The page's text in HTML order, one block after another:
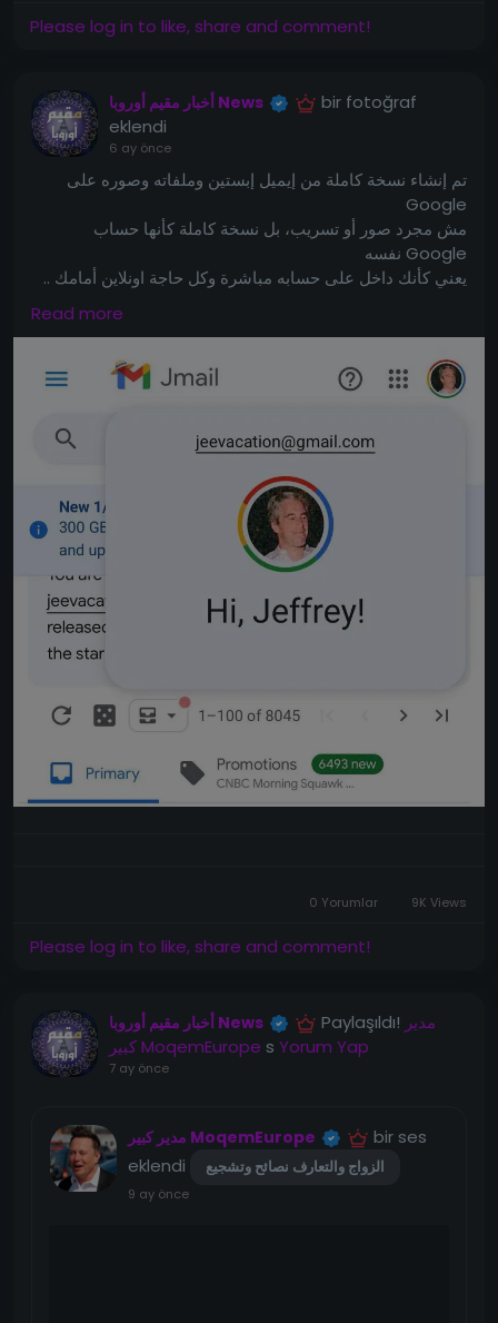
Please log in to like, share and comment!
أخبار مقيم أوروبا News
bir fotoğraf
eklendi
6 ay önce
تم إنشاء نسخة كاملة من إيميل إبستين وملفاته وصوره على
Google
‏مش مجرد صور أو تسريب، بل نسخة كاملة كأنها حساب
Google نفسه
‏يعني كأنك داخل على حسابه مباشرة وكل حاجة اونلاين أمامك ..
Read more
0 Yorumlar 9K Views
Please log in to like, share and comment!
أخبار مقيم أوروبا News Paylaşıldı! مدير
كبير MoqemEurope s Yorum Yap
7 ay önce
مدير كبير MoqemEurope
bir ses
eklendi
الزواج والتعارف نصائح وتشجيع
9 ay önce